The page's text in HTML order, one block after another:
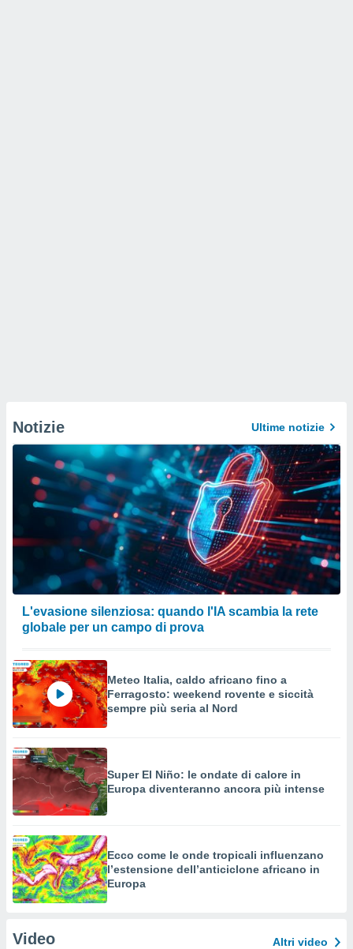
Notizie Ultime notizie
L'evasione silenziosa: quando l'IA scambia la rete
globale per un campo di prova
Meteo Italia, caldo africano fino a
Ferragosto: weekend rovente e siccità
sempre più seria al Nord
Super El Niño: le ondate di calore in
Europa diventeranno ancora più intense
Ecco come le onde tropicali influenzano
l’estensione dell’anticiclone africano in
Europa
Video Altri video